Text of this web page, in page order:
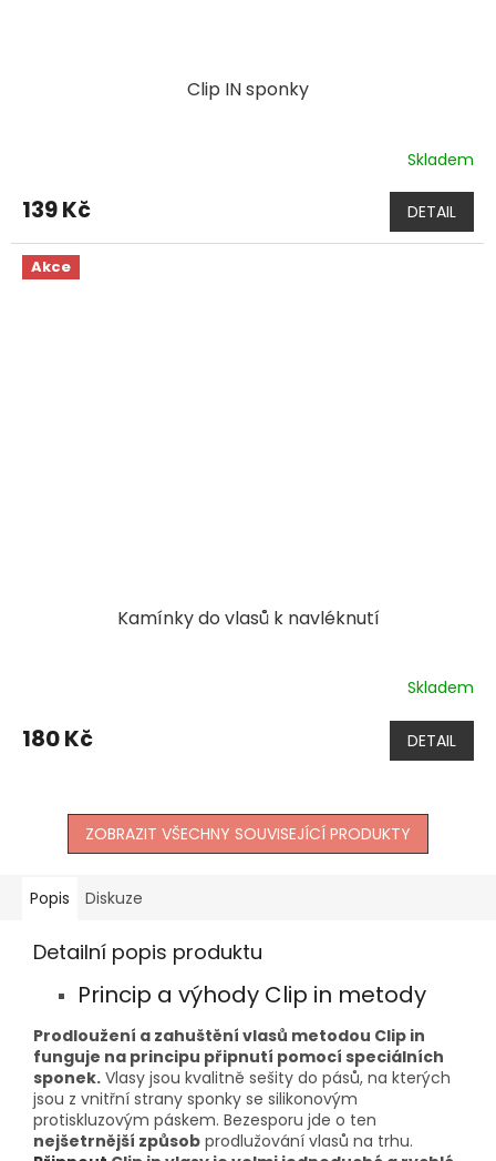
Clip IN sponky
Skladem
139 Kč DETAIL
Akce
Kamínky do vlasů k navléknutí
Skladem
180 Kč DETAIL
ZOBRAZIT VŠECHNY SOUVISEJÍCÍ PRODUKTY
Popis Diskuze
Detailní popis produktu
Princip a výhody Clip in metody
Prodloužení a zahuštění vlasů metodou Clip in
funguje na principu připnutí pomocí speciálních
sponek. Vlasy jsou kvalitně sešity do pásů, na kterých
jsou z vnitřní strany sponky se silikonovým
protiskluzovým páskem. Bezesporu jde o ten
nejšetrnější způsob prodlužování vlasů na trhu.